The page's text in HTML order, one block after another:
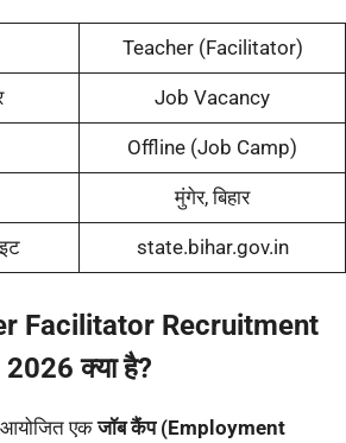
Teacher (Facilitator)
Job Vacancy
Offline (Job Camp)
मुंगेर, बिहार
state.bihar.gov.in
Facilitator Recruitment
2026 क्या है?
आयोजित एकजॉब कैंप (Employment